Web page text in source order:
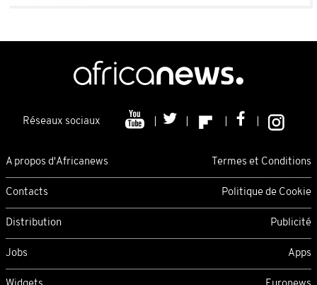
Réseaux sociaux
A propos d'Africanews Termes et Conditions
Contacts Politique de Cookie
Distribution Publicité
Jobs Apps